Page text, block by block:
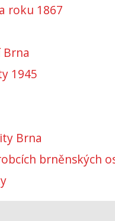
roku 1867
1945
Brna
brněnských